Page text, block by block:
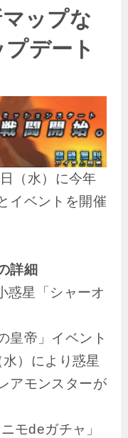
ップな
デート
（水）に今年
イベントを開催
詳細
惑星「シャーオ
皇帝」イベント
）により惑星
アモンスターが
モdeガチャ」